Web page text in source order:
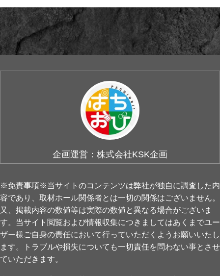
企画運営：株式会社KSK企画
※免責事項※当サイトのコンテンツは弊社が独自に調査した内
容であり、取材ホール関係者とは一切の関係はございません。
又、掲載内容の数値等は実際の数値と異なる場合がございま
す。当サイト閲覧および情報収集につきましてはあくまでユー
ザー様ご自身の責任において行っていただくようお願いいたし
ます。トラブルや損失についても一切責任を問わない事とさせ
ていただきます。